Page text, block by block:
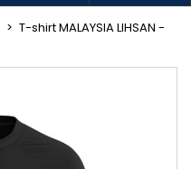
T-shirt MALAYSIA LIHSAN -